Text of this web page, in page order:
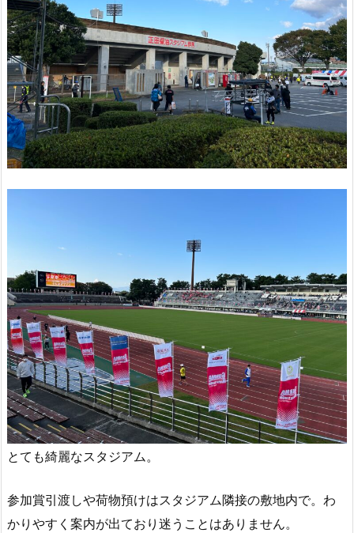
とても綺麗なスタジアム。
参加賞引渡しや荷物預けはスタジアム隣接の敷地内で。わ
かりやすく案内が出ており迷うことはありません。